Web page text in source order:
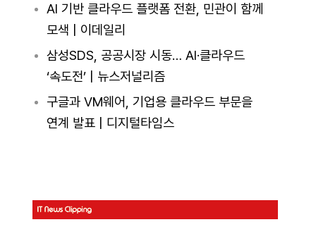
AI 기반 클라우드 플랫폼 전환, 민관이 함께
모색 | 이데일리
삼성SDS, 공공시장 시동… AI·클라우드
‘속도전’ | 뉴스저널리즘
구글과 VM웨어, 기업용 클라우드 부문을
연계 발표 | 디지털타임스